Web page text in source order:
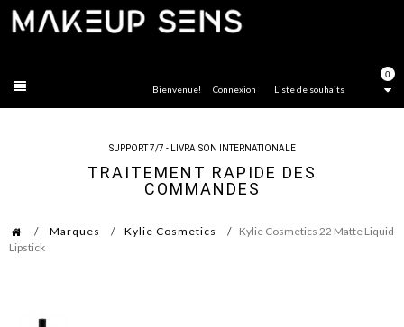
0
Liste de souhaits
Bienvenue! Connexion
SUPPORT 7/7 - LIVRAISON INTERNATIONALE
TRAITEMENT RAPIDE DES
COMMANDES
Marques Kylie Cosmetics
Kylie Cosmetics 22 Matte Liquid
Lipstick